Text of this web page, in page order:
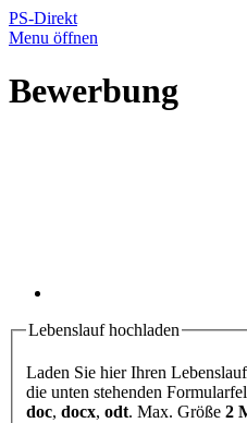
PS-Direkt
Menu öffnen
Bewerbung
Lebenslauf hochladen
Laden Sie hier Ihren
die unten stehenden
doc, docx, odt. Max. Größe 2